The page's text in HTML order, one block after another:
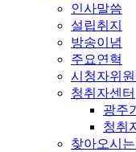
인사말씀
설립취지
방송이념
주요연혁
시청자위원
청취자센터
광주
청취
찾아오시